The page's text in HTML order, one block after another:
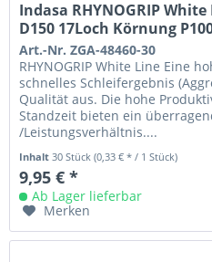
Indasa RHYNOGRIP
D150 17Loch Körnung
Art.-Nr. ZGA-48460-30
RHYNOGRIP White Line Eine
schnelles Schleifergebnis
Qualität aus. Die hohe
Standzeit bieten ein
/Leistungsverhältnis....
Inhalt 30 Stück(0,33 € * / 1 Stück)
9,95 € *
Ab Lager lieferbar
Merken